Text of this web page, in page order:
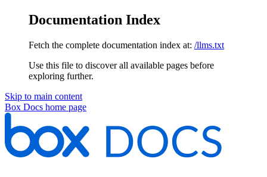
Documentation Index
Fetch the complete documentation index at: /llms.txt
Use this file to discover all available pages before
exploring further.
Skip to main content
Box Docs home page